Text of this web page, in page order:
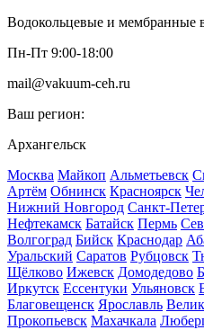
Водокольцевые и мембранные
Пн-Пт 9:00-18:00
mail@vakuum-ceh.ru
Ваш регион:
Архангельск
Москва Майкоп Альметьевск
Артём Обнинск Красноярск
Нижний Новгород Санкт-
Нефтекамск Батайск Пермь
Волгоград Бийск Краснодар
Уральский Саратов Рубцовск
Щёлково Ижевск Домодедово
Иркутск Ессентуки Ульяновск
Благовещенск Ярославль
Прокопьевск Махачкала